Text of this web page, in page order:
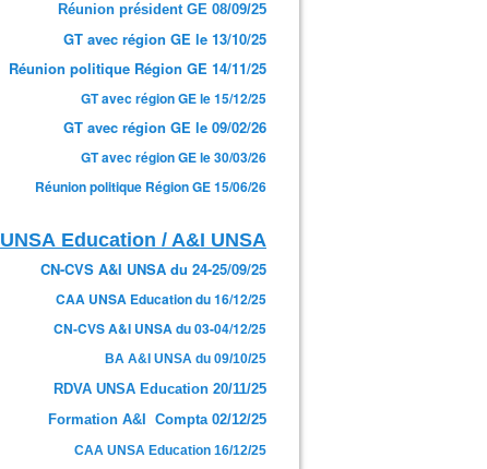
Réunion président GE 08/09/25
GT avec région GE le 13/10/25
Réunion politique Région GE 14/11/25
GT avec région GE le 15/12/25
GT avec région GE le 09/02/26
GT avec région GE le 30/03/26
Réunion politique Région GE 15/06/26
UNSA Education / A&I UNSA
CN-CVS A&I UNSA du 24-25/09/25
CAA UNSA Education du 16/12/25
CN-CVS A&I UNSA du 03-04/12/25
BA A&I UNSA du 09/10/25
RDVA UNSA Education 20/11/25
Formation A&I Compta 02/12/25
CAA UNSA Education 16/12/25